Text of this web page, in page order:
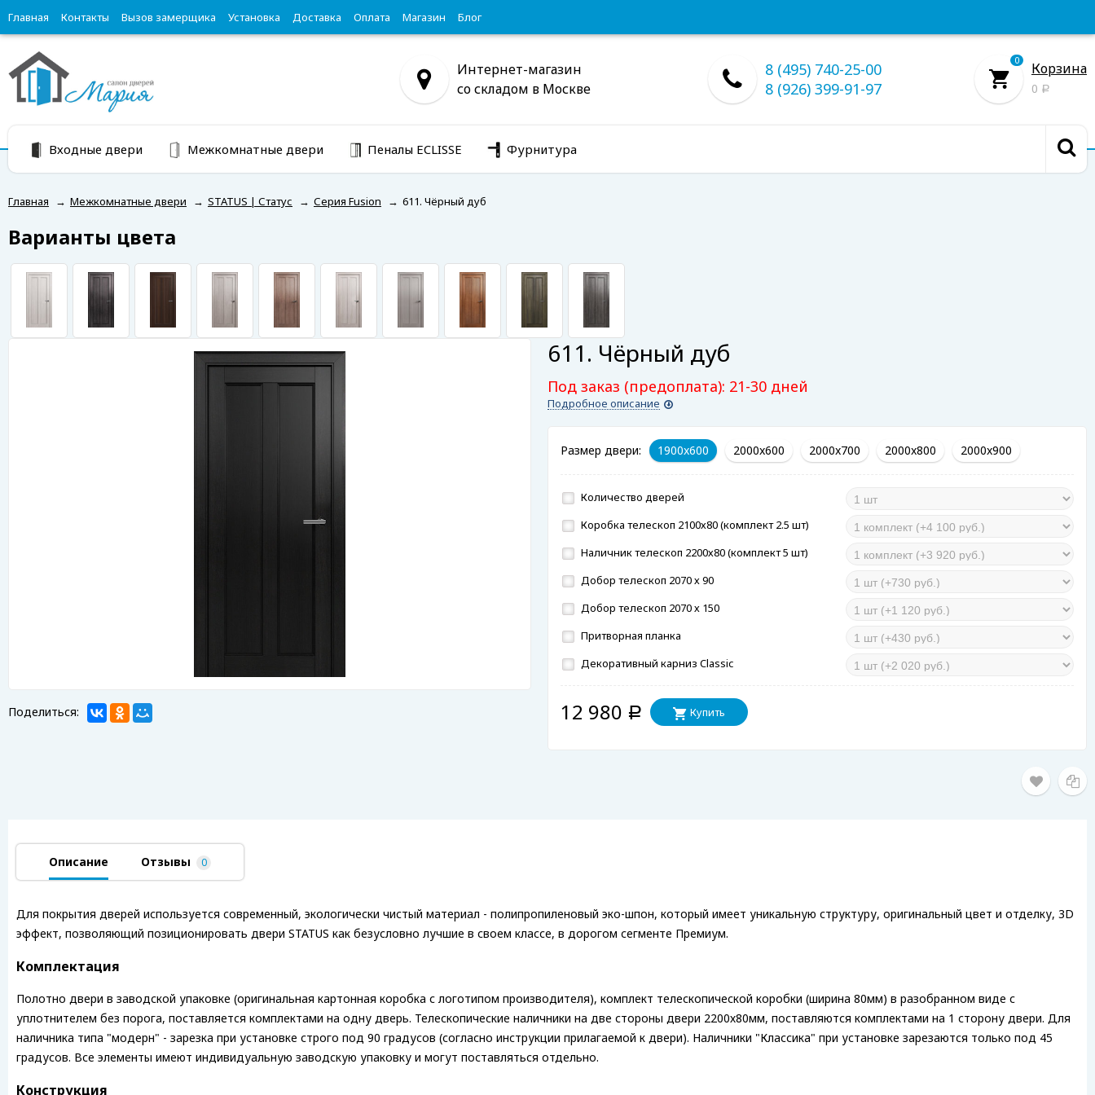
Главная Контакты Вызов замерщика Установка Доставка Оплата Магазин Блог
Интернет-магазин
со складом в Москве
8 (495) 740-25-00
8 (926) 399-91-97
0 Корзина
0 Р
Входные двери Межкомнатные двери Пеналы ECLISSE Фурнитура
Главная → Межкомнатные двери → STATUS | Статус → Серия Fusion → 611. Чёрный дуб
Варианты цвета
Поделиться:
611. Чёрный дуб
Под заказ (предоплата): 21-30 дней
Подробное описание
Размер двери: 1900x600 2000x600 2000x700 2000x800 2000x900
Количество дверей
Коробка телескоп 2100х80 (комплект 2.5 шт)
Наличник телескоп 2200х80 (комплект 5 шт)
Добор телескоп 2070 х 90
Добор телескоп 2070 х 150
Притворная планка
Декоративный карниз Classiс
12 980 Р Купить
Описание Отзывы 0
Для покрытия дверей используется современный, экологически чистый материал - полипропиленовый эко-шпон, который имеет уникальную структуру, оригинальный цвет и отделку, 3D
эффект, позволяющий позиционировать двери STATUS как безусловно лучшие в своем классе, в дорогом сегменте Премиум.
Комплектация
Полотно двери в заводской упаковке (оригинальная картонная коробка с логотипом производителя), комплект телескопической коробки (ширина 80мм) в разобранном виде с
уплотнителем без порога, поставляется комплектами на одну дверь. Телескопические наличники на две стороны двери 2200х80мм, поставляются комплектами на 1 сторону двери. Для
наличника типа "модерн" - зарезка при установке строго под 90 градусов (согласно инструкции прилагаемой к двери). Наличники "Классика" при установке зарезаются только под 45
градусов. Все элементы имеют индивидуальную заводскую упаковку и могут поставляться отдельно.
Конструкция